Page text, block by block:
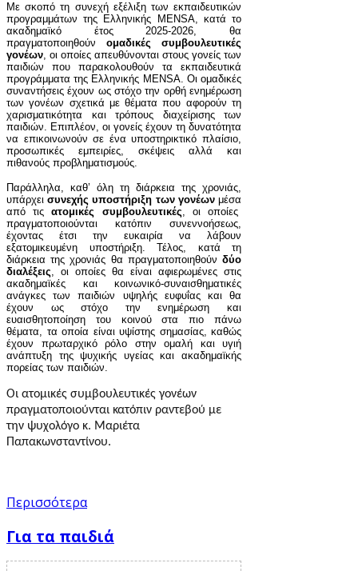
Με σκοπό τη συνεχή εξέλιξη των εκπαιδευτικών
προγραμμάτων της Ελληνικής MENSA, κατά το
ακαδημαϊκό έτος 2025-2026, θα
πραγματοποιηθούν ομαδικές συμβουλευτικές
γονέων, οι οποίες απευθύνονται στους γονείς των
παιδιών που παρακολουθούν τα εκπαιδευτικά
προγράμματα της Ελληνικής MENSA. Οι ομαδικές
συναντήσεις έχουν ως στόχο την ορθή ενημέρωση
των γονέων σχετικά με θέματα που αφορούν τη
χαρισματικότητα και τρόπους διαχείρισης των
παιδιών. Επιπλέον, οι γονείς έχουν τη δυνατότητα
να επικοινωνούν σε ένα υποστηρικτικό πλαίσιο,
προσωπικές εμπειρίες, σκέψεις αλλά και
πιθανούς προβληματισμούς.
Παράλληλα, καθ’ όλη τη διάρκεια της χρονιάς,
υπάρχεισυνεχής υποστήριξη των γονέωνμέσα
από τιςατομικές συμβουλευτικές, οι οποίες
πραγματοποιούνται κατόπιν συνεννοήσεως,
έχοντας έτσι την ευκαιρία να λάβουν
εξατομικευμένη υποστήριξη. Τέλος, κατά τη
διάρκεια της χρονιάς θα πραγματοποιηθούν δύο
διαλέξεις, οι οποίες θα είναι αφιερωμένες στις
ακαδημαϊκές και κοινωνικό-συναισθηματικές
ανάγκες των παιδιών υψηλής ευφυΐας και θα
έχουν ως στόχο την ενημέρωση και
ευαισθητοποίηση του κοινού στα πιο πάνω
θέματα, τα οποία είναι υψίστης σημασίας, καθώς
έχουν πρωταρχικό ρόλο στην ομαλή και υγιή
ανάπτυξη της ψυχικής υγείας και ακαδημαϊκής
πορείας των παιδιών.
Οι ατομικές συμβουλευτικές γονέων
πραγματοποιούνται κατόπιν ραντεβού με
την ψυχολόγο κ. Μαριέτα
Παπακωνσταντίνου.
Περισσότερα
Για τα παιδιά